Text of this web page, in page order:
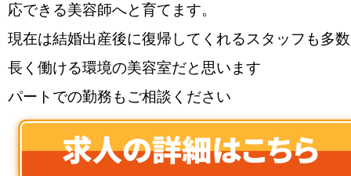
応できる美容師へと育てます。
現在は結婚出産後に復帰してくれるスタッフも多
長く働ける環境の美容室だと思います
パートでの勤務もご相談ください